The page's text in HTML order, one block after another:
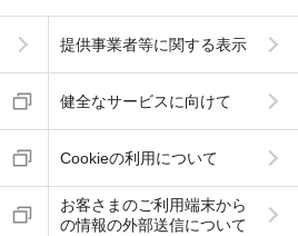
提供事業者等に関する表示
健全なサービスに向けて
Cookieの利用について
お客さまのご利用端末から
の情報の外部送信について